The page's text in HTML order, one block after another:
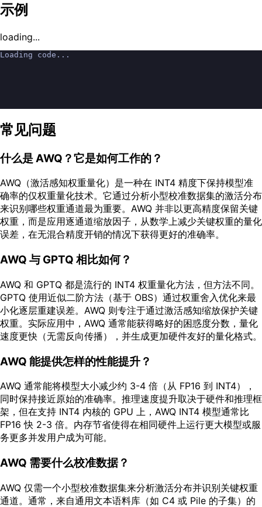
示例
loading...
Loading code...
常见问题
什么是 AWQ？它是如何工作的？
AWQ（激活感知权重量化）是一种在 INT4 精度下保持模型准
确率的仅权重量化技术。它通过分析小型校准数据集的激活分布
来识别哪些权重通道最为重要。AWQ 并非以更高精度保留关键
权重，而是应用逐通道缩放因子，从数学上减少关键权重的量化
误差，在无混合精度开销的情况下获得更好的准确率。
AWQ 与 GPTQ 相比如何？
AWQ 和 GPTQ 都是流行的 INT4 权重量化方法，但方法不同。
GPTQ 使用近似二阶方法（基于 OBS）通过权重舍入优化来最
小化逐层重建误差。AWQ 则专注于通过激活感知缩放保护关键
权重。实际应用中，AWQ 通常能获得略好的困惑度分数，量化
速度更快（无需反向传播），并生成更加硬件友好的量化格式。
AWQ 能提供怎样的性能提升？
AWQ 通常能将模型大小减少约 3-4 倍（从 FP16 到 INT4），
同时保持接近原始的准确率。推理速度提升取决于硬件和推理框
架，但在支持 INT4 内核的 GPU 上，AWQ INT4 模型通常比
FP16 快 2-3 倍。内存节省使得在相同硬件上运行更大模型或服
务更多并发用户成为可能。
AWQ 需要什么校准数据？
AWQ 仅需一个小型校准数据集来分析激活分布并识别关键权重
通道。通常，来自通用文本语料库（如 C4 或 Pile 的子集）的